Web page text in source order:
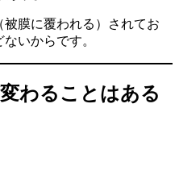
膜に覆われる）されてお
いからです。
わることはある